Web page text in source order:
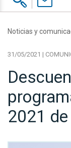
Noticias y
31/05/2021 |
2021